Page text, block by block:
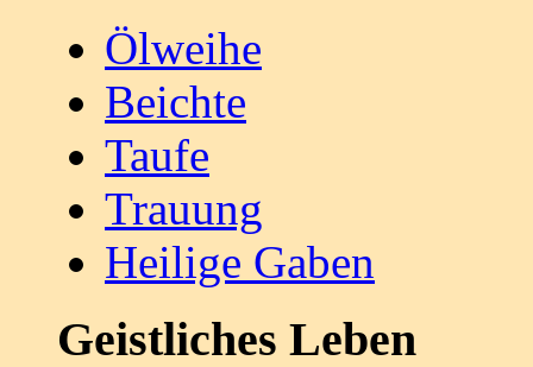
Ölweihe
Beichte
Taufe
Trauung
Heilige Gaben
Geistliches Leben